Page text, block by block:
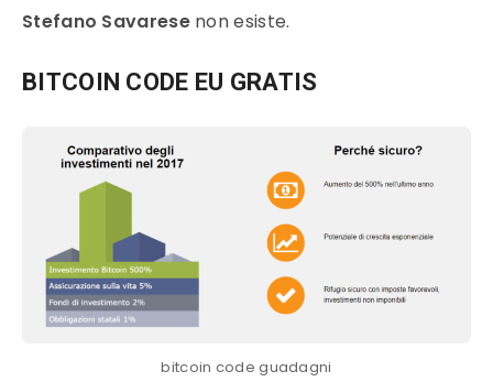
Stefano Savaresenon esiste.
BITCOIN CODE EU GRATIS
bitcoin code guadagni